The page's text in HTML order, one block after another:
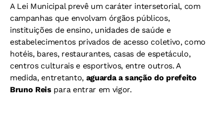
A Lei Municipal prevê um caráter intersetorial, com
campanhas que envolvam órgãos públicos,
instituições de ensino, unidades de saúde e
estabelecimentos privados de acesso coletivo, como
hotéis, bares, restaurantes, casas de espetáculo,
centros culturais e esportivos, entre outros. A
medida, entretanto, aguarda a sanção do prefeito
Bruno Reis para entrar em vigor.